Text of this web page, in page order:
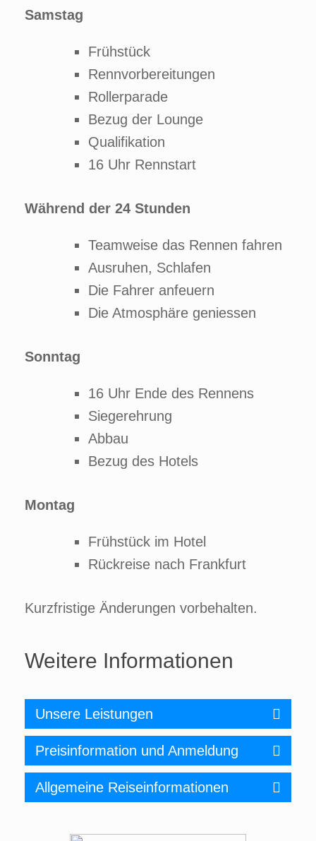
Samstag
Frühstück
Rennvorbereitungen
Rollerparade
Bezug der Lounge
Qualifikation
16 Uhr Rennstart
Während der 24 Stunden
Teamweise das Rennen fahren
Ausruhen, Schlafen
Die Fahrer anfeuern
Die Atmosphäre geniessen
Sonntag
16 Uhr Ende des Rennens
Siegerehrung
Abbau
Bezug des Hotels
Montag
Frühstück im Hotel
Rückreise nach Frankfurt
Kurzfristige Änderungen vorbehalten.
Weitere Informationen
Unsere Leistungen
Preisinformation und Anmeldung
Allgemeine Reiseinformationen